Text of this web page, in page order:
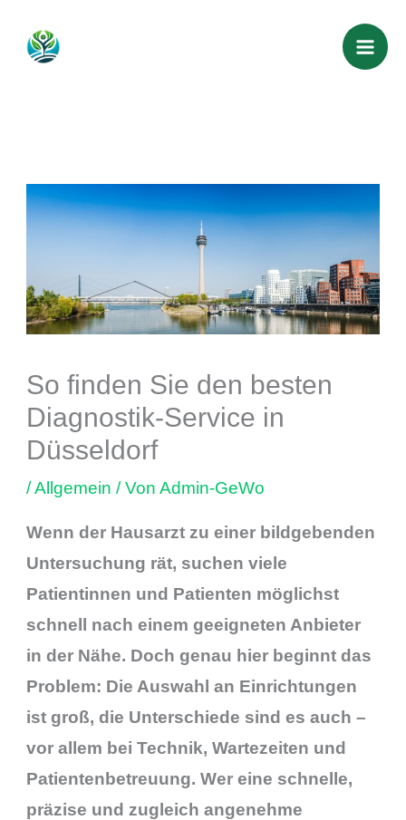
Inhalt
So finden Sie den besten
Diagnostik-Service in
Düsseldorf
/Allgemein / VonAdmin-GeWo
Wenn der Hausarzt zu einer bildgebenden
Untersuchung rät, suchen viele
Patientinnen und Patienten möglichst
schnell nach einem geeigneten Anbieter
in der Nähe. Doch genau hier beginnt das
Problem: Die Auswahl an Einrichtungen
ist groß, die Unterschiede sind es auch –
vor allem bei Technik, Wartezeiten und
Patientenbetreuung. Wer eine schnelle,
präzise und zugleich angenehme